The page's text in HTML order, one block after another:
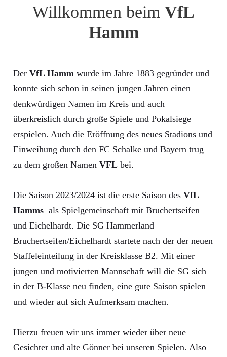
Willkommen beim VfL
Hamm
Der VfL Hamm wurde im Jahre 1883 gegründet und
konnte sich schon in seinen jungen Jahren einen
denkwürdigen Namen im Kreis und auch
überkreislich durch große Spiele und Pokalsiege
erspielen. Auch die Eröffnung des neues Stadions und
Einweihung durch den FC Schalke und Bayern trug
zu dem großen Namen VFL bei.
Die Saison 2023/2024 ist die erste Saison des VfL
Hamms als Spielgemeinschaft mit Bruchertseifen
und Eichelhardt. Die SG Hammerland –
Bruchertseifen/Eichelhardt startete nach der der neuen
Staffeleinteilung in der Kreisklasse B2. Mit einer
jungen und motivierten Mannschaft will die SG sich
in der B-Klasse neu finden, eine gute Saison spielen
und wieder auf sich Aufmerksam machen.
Hierzu freuen wir uns immer wieder über neue
Gesichter und alte Gönner bei unseren Spielen. Also